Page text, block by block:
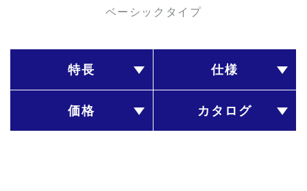
ベーシックタイプ
特長 仕様
価格 カタログ